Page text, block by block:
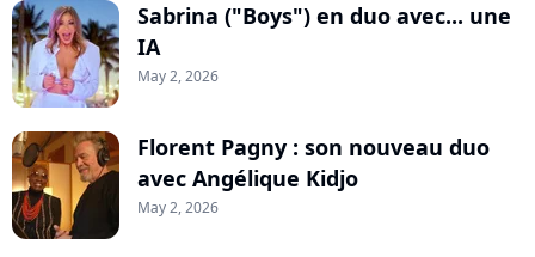
Sabrina ("Boys") en duo avec... une
IA
May 2, 2026
Florent Pagny : son nouveau duo
avec Angélique Kidjo
May 2, 2026